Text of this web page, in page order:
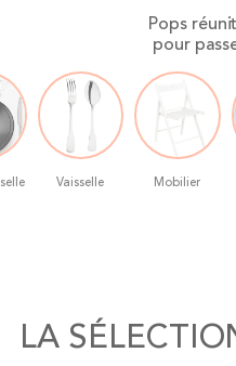
Pops
pour
Vaisselle Mobilier
LA